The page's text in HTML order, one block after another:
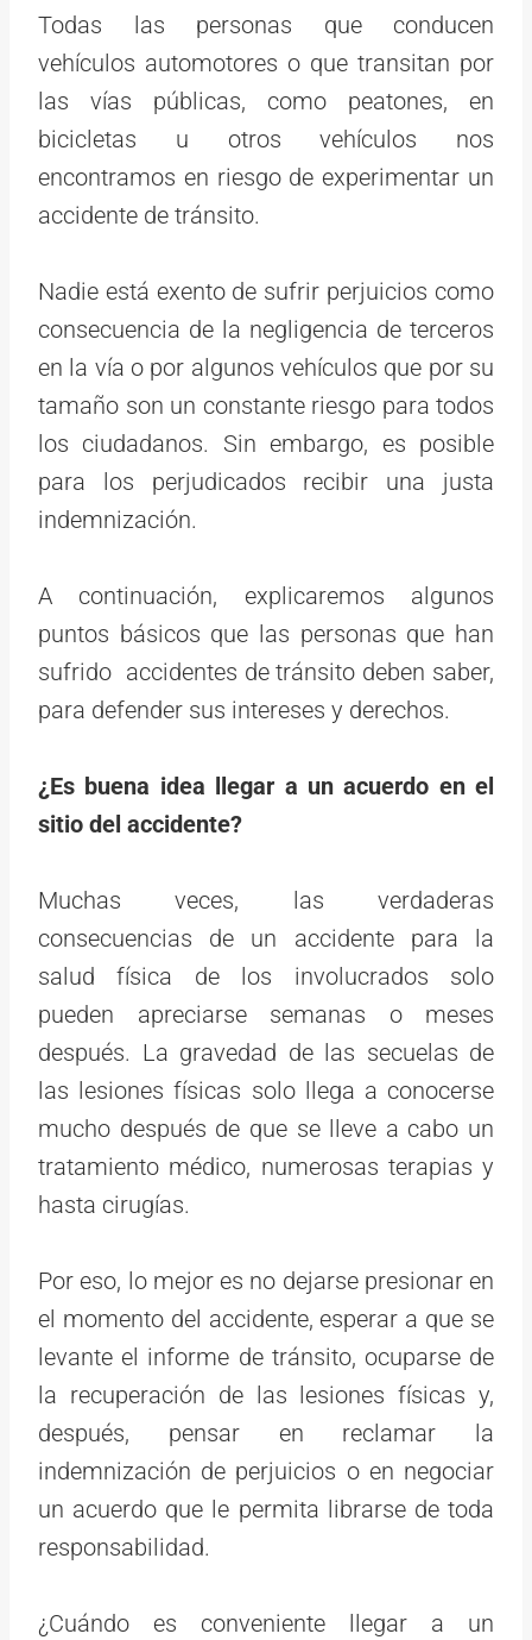
Todas las personas que conducen
vehículos automotores o que transitan por
las vías públicas, como peatones, en
bicicletas u otros vehículos nos
encontramos en riesgo de experimentar un
accidente de tránsito.
Nadie está exento de sufrir perjuicios como
consecuencia de la negligencia de terceros
en la vía o por algunos vehículos que por su
tamaño son un constante riesgo para todos
los ciudadanos. Sin embargo, es posible
para los perjudicados recibir una justa
indemnización.
A continuación, explicaremos algunos
puntos básicos que las personas que han
sufrido accidentes de tránsito deben saber,
para defender sus intereses y derechos.
¿Es buena idea llegar a un acuerdo en el
sitio del accidente?
Muchas veces, las verdaderas
consecuencias de un accidente para la
salud física de los involucrados solo
pueden apreciarse semanas o meses
después. La gravedad de las secuelas de
las lesiones físicas solo llega a conocerse
mucho después de que se lleve a cabo un
tratamiento médico, numerosas terapias y
hasta cirugías.
Por eso, lo mejor es no dejarse presionar en
el momento del accidente, esperar a que se
levante el informe de tránsito, ocuparse de
la recuperación de las lesiones físicas y,
después, pensar en reclamar la
indemnización de perjuicios o en negociar
un acuerdo que le permita librarse de toda
responsabilidad.
¿Cuándo es conveniente llegar a un